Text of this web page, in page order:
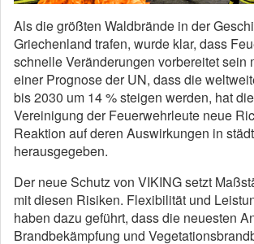
Als die größten Waldbrände in der
Griechenland trafen, wurde klar, dass
schnelle Veränderungen vorbereitet sein
einer Prognose der UN, dass die
bis 2030 um 14 % steigen werden, hat
Vereinigung der Feuerwehrleute neue
Reaktion auf deren Auswirkungen in
herausgegeben.
Der neue Schutz von VIKING setzt
mit diesen Risiken. Flexibilität und
haben dazu geführt, dass die neuesten
Brandbekämpfung und